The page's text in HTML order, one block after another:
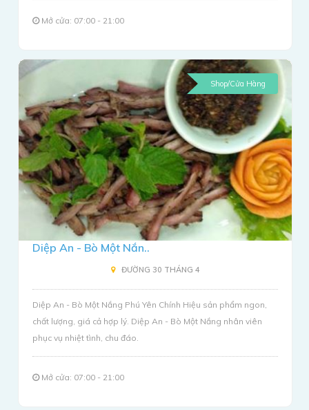
Mở cửa: 07:00 - 21:00
Shop/Cửa Hàng
Diệp An - Bò Một Nắn..
ĐƯỜNG 30 THÁNG 4
Diệp An - Bò Một Nắng Phú Yên Chính Hiệu sản phẩm ngon,
chất lượng, giá cả hợp lý. Diệp An - Bò Một Nắng nhân viên
phục vụ nhiệt tình, chu đáo.
Mở cửa: 07:00 - 21:00